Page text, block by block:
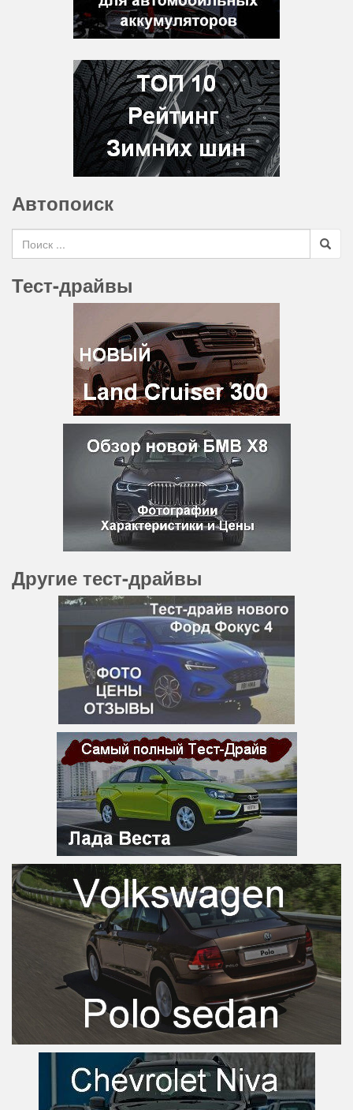
Автопоиск
Search for
Тест-драйвы
Другие тест-драйвы